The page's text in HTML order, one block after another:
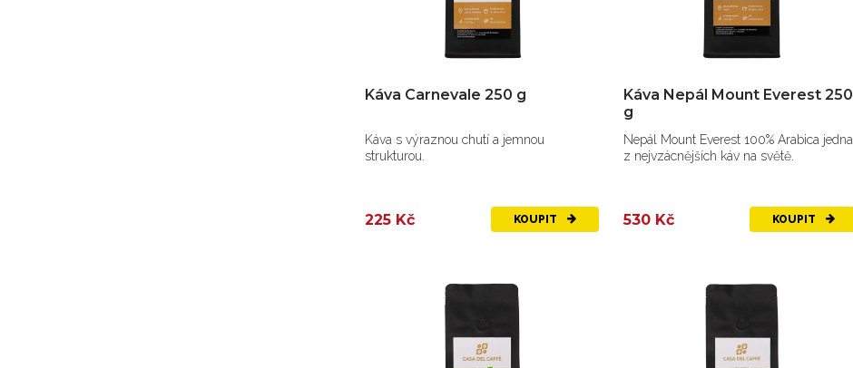
Káva Carnevale 250 g
Káva s výraznou chutí a jemnou
strukturou.
225 Kč KOUPIT
Káva Nepál Mount Everest 250
g
Nepál Mount Everest 100% Arabica jedna
z nejvzácnějších káv na světě.
530 Kč KOUPIT